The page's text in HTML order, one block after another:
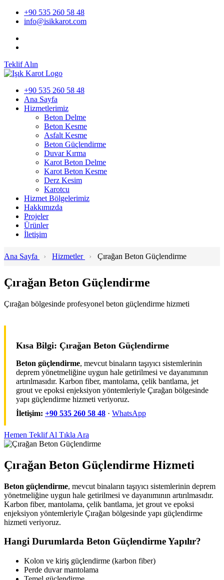
+90 535 260 58 48
info@isikkarot.com
Teklif Alın
+90 535 260 58 48
Ana Sayfa
Hizmetlerimiz
Beton Delme
Beton Kesme
Asfalt Kesme
Beton Güçlendirme
Duvar Kırma
Karot Beton Delme
Karot Beton Kesme
Derz Kesim
Karotcu
Hizmet Bölgelerimiz
Hakkımızda
Projeler
Ürünler
İletişim
Ana Sayfa › Hizmetler › Çırağan Beton Güçlendirme
Çırağan Beton Güçlendirme
Çırağan bölgesinde profesyonel beton güçlendirme hizmeti
Kısa Bilgi: Çırağan Beton Güçlendirme
Beton güçlendirme, mevcut binaların taşıyıcı sistemlerinin
deprem yönetmeliğine uygun hale getirilmesi ve dayanımının
artırılmasıdır. Karbon fiber, mantolama, çelik bantlama, jet
grout ve epoksi enjeksiyon yöntemleriyle Çırağan bölgesinde
yapı güçlendirme hizmeti veriyoruz.
İletişim: +90 535 260 58 48 · WhatsApp
Hemen Teklif Al Tıkla Ara
Çırağan Beton Güçlendirme Hizmeti
Beton güçlendirme, mevcut binaların taşıyıcı sistemlerinin deprem
yönetmeliğine uygun hale getirilmesi ve dayanımının artırılmasıdır.
Karbon fiber, mantolama, çelik bantlama, jet grout ve epoksi
enjeksiyon yöntemleriyle Çırağan bölgesinde yapı güçlendirme
hizmeti veriyoruz.
Hangi Durumlarda Beton Güçlendirme Yapılır?
Kolon ve kiriş güçlendirme (karbon fiber)
Perde duvar mantolama